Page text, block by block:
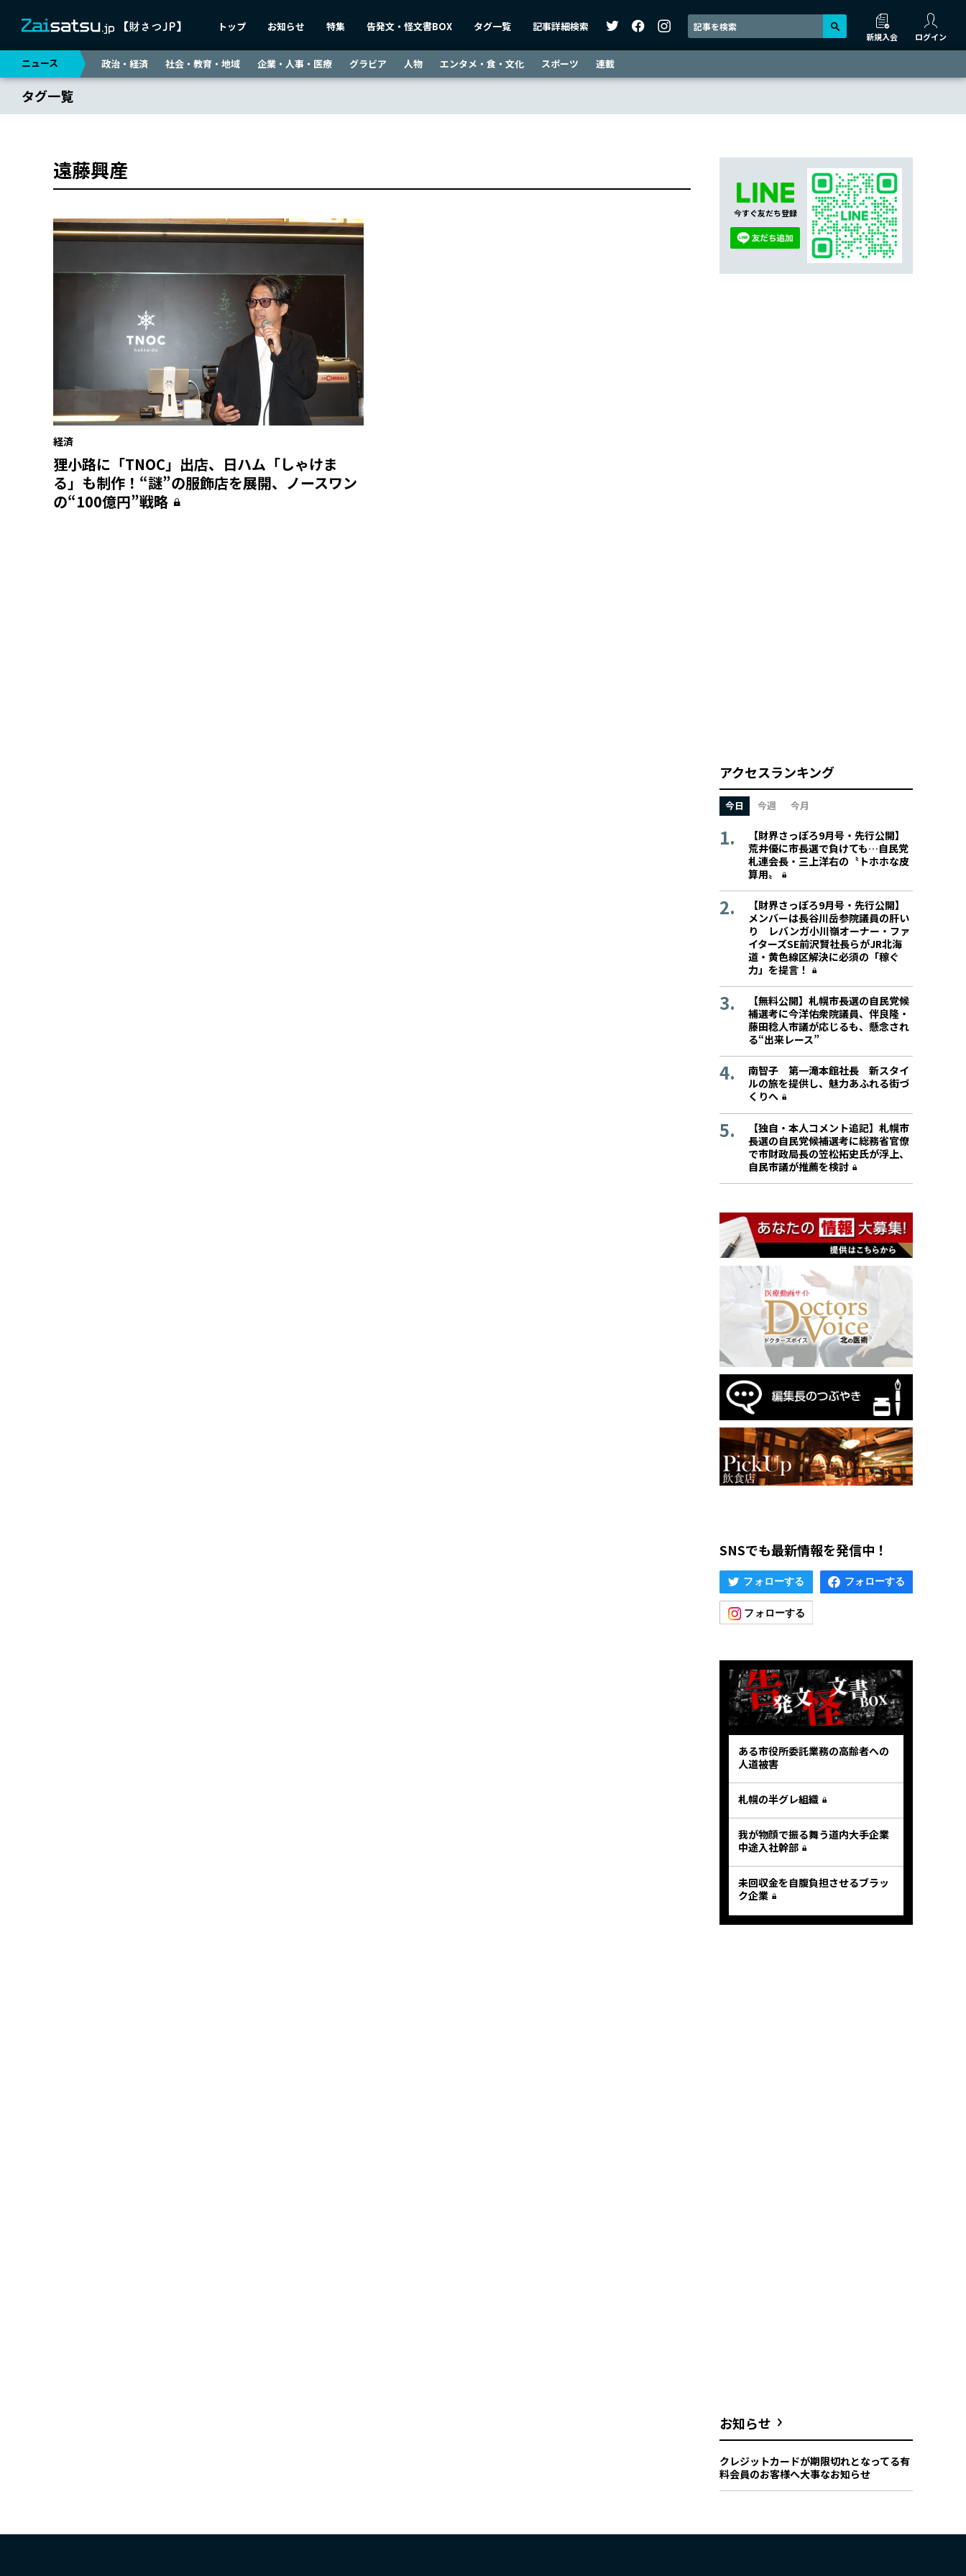
トップ お知らせ 特集 告発文・怪文書BOX タグ一覧 記事詳細検索
新規入会 ログイン
ニュース 政治・経済 社会・教育・地域 企業・人事・医療 グラビア 人物 エンタメ・食・文化 スポーツ 連載
タグ一覧
遠藤興産
経済
狸小路に「TNOC」出店、日ハム「しゃけま
る」も制作！“謎”の服飾店を展開、ノースワン
の“100億円”戦略
今すぐ友だち登録
アクセスランキング
今日 今週 今月
【財界さっぽろ9月号・先行公開】
荒井優に市長選で負けても…自民党
札連会長・三上洋右の〝トホホな皮
算用〟
【財界さっぽろ9月号・先行公開】
メンバーは長谷川岳参院議員の肝い
り レバンガ小川嶺オーナー・ファ
イターズSE前沢賢社長らがJR北海
道・黄色線区解決に必須の「稼ぐ
力」を提言！
【無料公開】札幌市長選の自民党候
補選考に今洋佑衆院議員、伴良隆・
藤田稔人市議が応じるも、懸念され
る“出来レース”
南智子 第一滝本館社長 新スタイ
ルの旅を提供し、魅力あふれる街づ
くりへ
【独自・本人コメント追記】札幌市
長選の自民党候補選考に総務省官僚
で市財政局長の笠松拓史氏が浮上、
自民市議が推薦を検討
SNSでも最新情報を発信中！
ある市役所委託業務の高齢者への
人道被害
札幌の半グレ組織
我が物顔で振る舞う道内大手企業
中途入社幹部
未回収金を自腹負担させるブラッ
ク企業
お知らせ
クレジットカードが期限切れとなってる有
料会員のお客様へ大事なお知らせ